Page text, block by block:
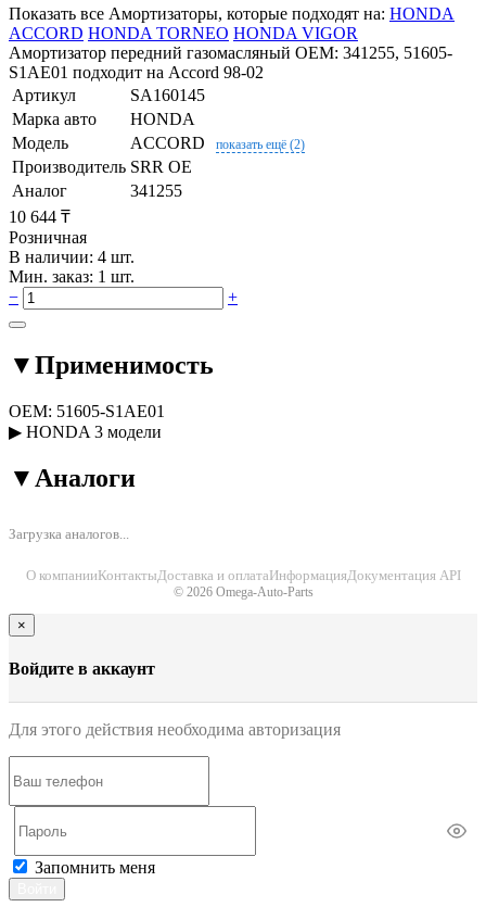
Показать все Амортизаторы, которые подходят на: HONDA
ACCORD HONDA TORNEO HONDA VIGOR
Амортизатор передний газомасляный OEM: 341255, 51605-
S1AE01 подходит на Accord 98-02
Артикул
SA160145
Марка авто
HONDA
Модель
ACCORD показать ещё (2)
Производитель SRR OE
Аналог
341255
10 644 ₸
Розничная
В наличии: 4 шт.
Мин. заказ: 1 шт.
−
+
▼Применимость
OEM: 51605-S1AE01
▶ HONDA 3 модели
▼ Аналоги
Загрузка аналогов...
О компанииКонтактыДоставка и оплатаИнформацияДокументация API
© 2026 Omega-Auto-Parts
×
Войдите в аккаунт
Для этого действия необходима авторизация
Запомнить меня